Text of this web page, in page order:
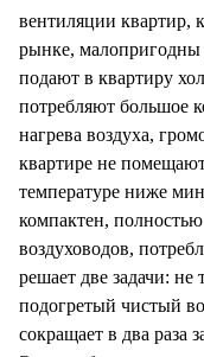
вентиляции квартир,
рынке,
подают в квартиру
потребляют большое
нагрева воздуха,
квартире не
температуре ниже
компактен,
воздуховодов,
решает две задачи:
подогретый чистый
сокращает в два раза